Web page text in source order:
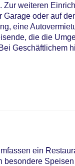
Zur weiteren
oder auf
eine
die die
Geschäftlichem
ein
besondere